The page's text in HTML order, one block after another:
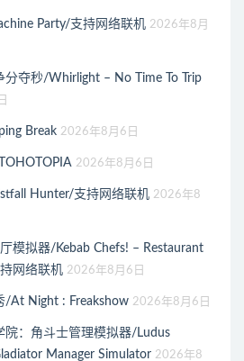
Party/支持网络联机 2026年8月
分夺秒/Whirlight – No Time To Trip
Break 2026年8月6日
2026年8月6日
Hunter/支持网络联机 2026年8
模拟器/Kebab Chefs! – Restaurant
网络联机 2026年8月6日
/At Night : Freakshow 2026年8月6日
院：角斗士管理模拟器/Ludus
Manager Simulator 2026年8